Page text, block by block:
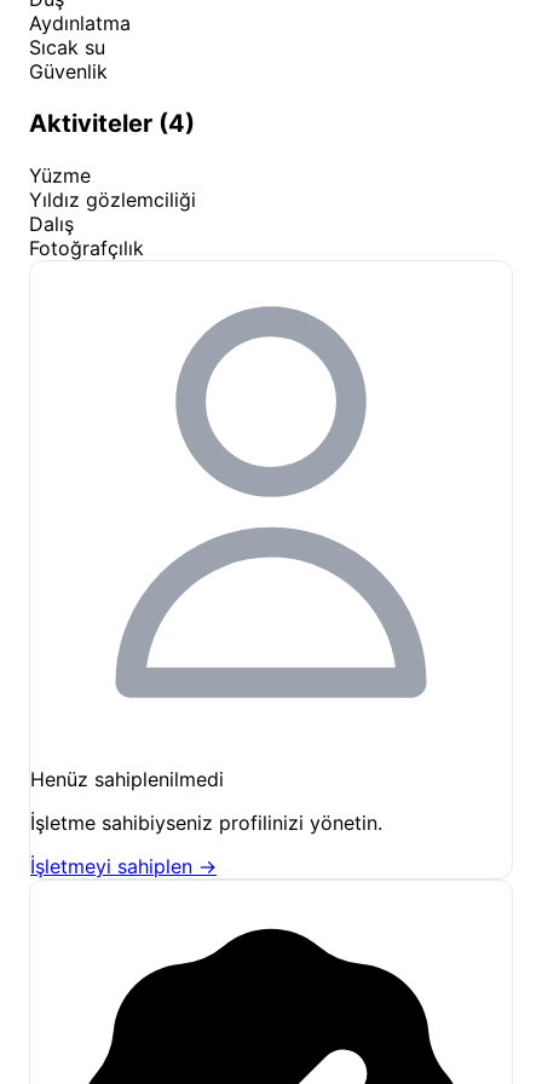
alanlarına uzatma kabloları aracılığıyla elektrik
hizmeti veriyoruz. Ayrıca tesis genelinde Wi-Fi
erişimi sağlanmaktadır.
dinlenebileceğiniz gölgelik oturma alanları ve
mesafesinde bulunan yerel fırınlardan sabahları
taze ekmek temin edebilir, yakındaki
marketlerden alışveriş yapabilirsiniz. Acil
araçla kısa sürede ulaşım mümkündür.
Çıralı Camping Aktiviteler ve
Çevredeki Keşif Noktaları
sadece bir konaklama noktası değil,
aynı zamanda bölgenin tarihi ve doğal güzelliklerini
keşfetmek için mükemmel bir başlangıç merkezidir.
Tesisimizde konakladığınız süre boyunca
katılabileceğiniz aktiviteler ve mutlaka görmeniz
gereken yerler şunlardır:
Yanartaş (Chimaera) Gezisi:Tesisimiz Yanartaş
yolunun üzerinde olduğu için, sönmeyen ateşleri
gece tırmanışları eşsiz bir manzara sunar.
Deniz ve Plaj Keyfi:Çıralı’nın dünyaca ünlü,
Caretta Caretta kaplumbağalarının yumurtlama
alanı olan tertemiz plajına yürüyerek
sahil boyunca uzun yürüyüşler yapabilirsiniz.
Olympos Antik Kenti:
Sahil şeridini takip ederek
Olympos Antik Kenti’ne ulaşabilir, tarihle doğanın
iç içe geçtiği bu kadim şehri ziyaret edebilirsiniz.
Doğa Yürüyüşleri:
Likya Yolu’nun önemli
Aydınlatma
Sıcak su
Güvenlik
Aktiviteler (4)
Yüzme
Yıldız gözlemciliği
Dalış
Fotoğrafçılık
Henüz sahiplenilmedi
İşletme sahibiyseniz profilinizi yönetin.
İşletmeyi sahiplen →